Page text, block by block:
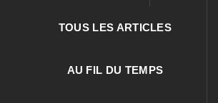
TOUS LES ARTICLES
AU FIL DU TEMPS